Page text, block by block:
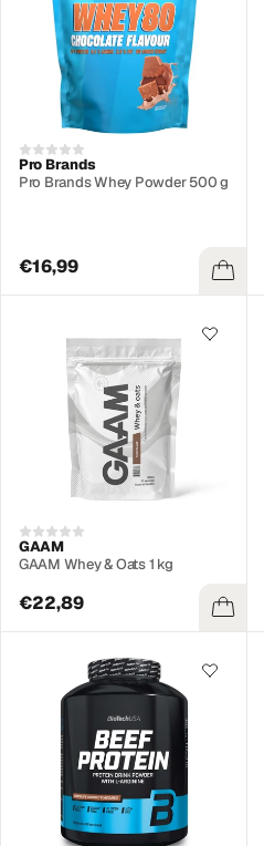
Pro Brands
Pro Brands Whey Powder 500 g
€16,99
GAAM
GAAM Whey & Oats 1 kg
€22,89